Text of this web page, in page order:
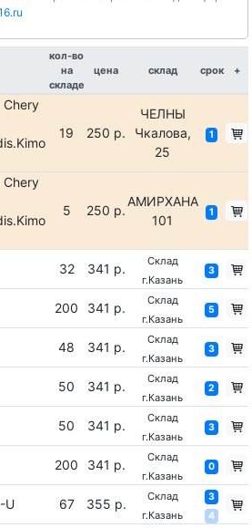
кол-во
на
складе
цена склад срок +
19 250 р.
ЧЕЛНЫ
Чкалова,
25
1
5 250 р.
АМИРХАНА
101
1
32 341 р.
Склад
г.Казань
3
200 341 р.
Склад
г.Казань
5
48 341 р.
Склад
г.Казань
3
50 341 р.
Склад
г.Казань
2
50 341 р.
Склад
г.Казань
3
200 341 р.
Склад
г.Казань
0
U 67 355 р.
Склад
г.Казань
3
4